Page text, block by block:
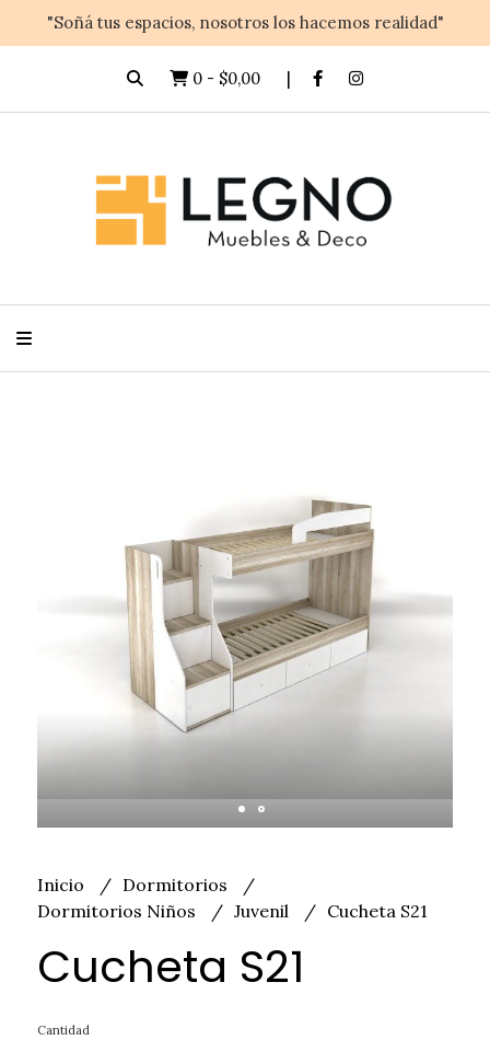
"Soñá tus espacios, nosotros los hacemos realidad"
0 - $0,00
Inicio
Dormitorios
Dormitorios Niños
Juvenil Cucheta S21
Cucheta S21
Cantidad